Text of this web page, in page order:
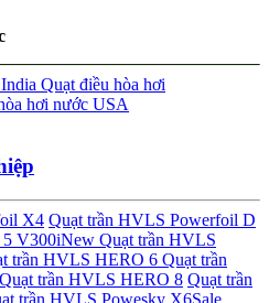
Quạt điều hòa hơi
hơi nước USA
X4 Quạt trần HVLS Powerfoil D
V300iNew Quạt trần HVLS
trần HVLS HERO 6 Quạt trần
Quạt trần HVLS HERO 8 Quạt trần